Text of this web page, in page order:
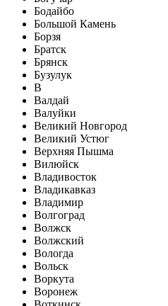
Бодайбо
Большой Камень
Борзя
Братск
Брянск
Бузулук
В
Валдай
Валуйки
Великий Новгород
Великий Устюг
Верхняя Пышма
Вилюйск
Владивосток
Владикавказ
Владимир
Волгоград
Волжск
Волжский
Вологда
Вольск
Воркута
Воронеж